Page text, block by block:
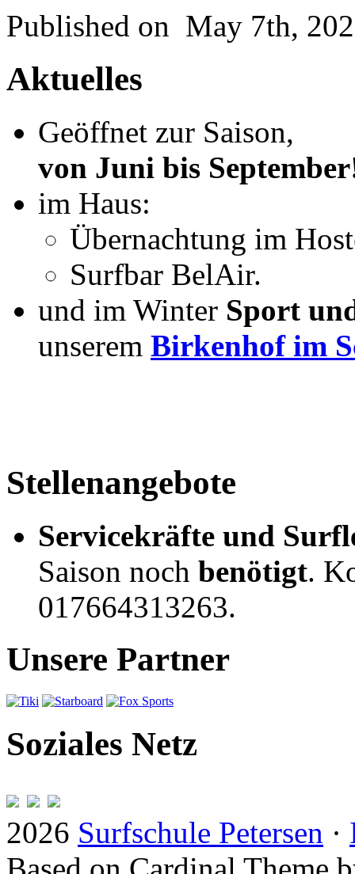
Published on May 7th,
Aktuelles
Geöffnet zur Saison,
von Juni bis
im Haus:
Übernachtung im
Surfbar BelAir.
und im Winter Sport
unserem Birkenhof im
Stellenangebote
Servicekräfte und
Saison noch benötigt.
017664313263.
Unsere Partner
Soziales Netz
2026 Surfschule Petersen ·